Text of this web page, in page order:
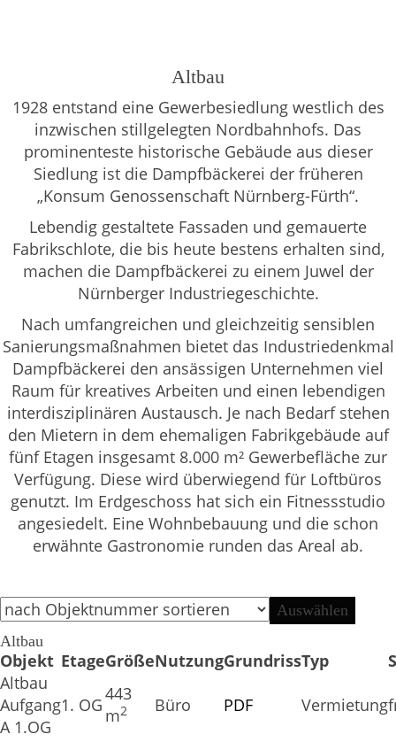
Altbau
1928 entstand eine Gewerbesiedlung westlich des
inzwischen stillgelegten Nordbahnhofs. Das
prominenteste historische Gebäude aus dieser
Siedlung ist die Dampfbäckerei der früheren
„Konsum Genossenschaft Nürnberg-Fürth“.
Lebendig gestaltete Fassaden und gemauerte
Fabrikschlote, die bis heute bestens erhalten sind,
machen die Dampfbäckerei zu einem Juwel der
Nürnberger Industriegeschichte.
Nach umfangreichen und gleichzeitig sensiblen
Sanierungsmaßnahmen bietet das Industriedenkmal
Dampfbäckerei den ansässigen Unternehmen viel
Raum für kreatives Arbeiten und einen lebendigen
interdisziplinären Austausch. Je nach Bedarf stehen
den Mietern in dem ehemaligen Fabrikgebäude auf
fünf Etagen insgesamt 8.000 m² Gewerbefläche zur
Verfügung. Diese wird überwiegend für Loftbüros
genutzt. Im Erdgeschoss hat sich ein Fitnessstudio
angesiedelt. Eine Wohnbebauung und die schon
erwähnte Gastronomie runden das Areal ab.
Altbau
Objekt EtageGrößeNutzungGrundrissTyp
Altbau
Aufgang
A 1.OG
1. OG
443
m2 Büro PDF Vermietung